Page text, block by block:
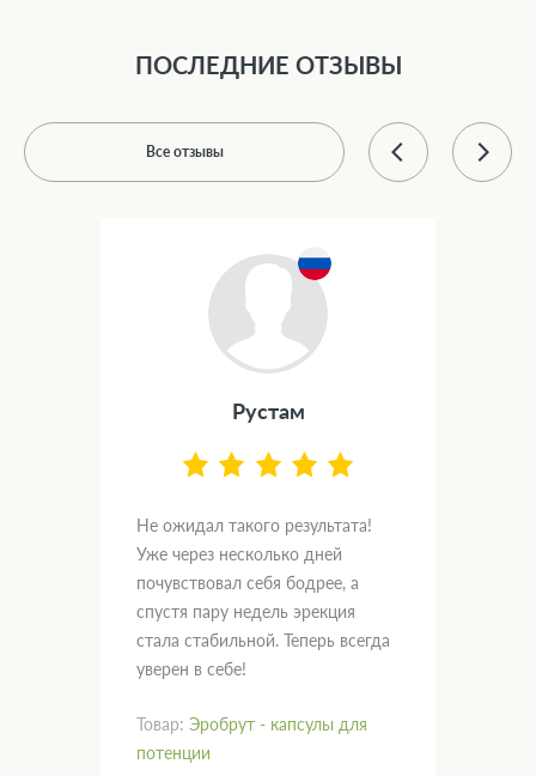
ПОСЛЕДНИЕ ОТЗЫВЫ
Все отзывы
Рустам
Не ожидал такого результата!
Уже через несколько дней
почувствовал себя бодрее, а
спустя пару недель эрекция
стала стабильной. Теперь всегда
уверен в себе!
Товар: Эробрут - капсулы для
потенции